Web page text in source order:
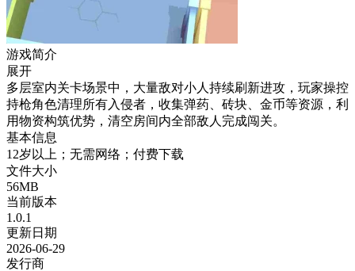
游戏简介
展开
多层室内关卡场景中，大量敌对小人持续刷新进攻，玩家操控
持枪角色清理所有入侵者，收集弹药、砖块、金币等资源，利
用物资构筑优势，清空房间内全部敌人完成闯关。
基本信息
12岁以上；无需网络；付费下载
文件大小
56MB
当前版本
1.0.1
更新日期
2026-06-29
发行商